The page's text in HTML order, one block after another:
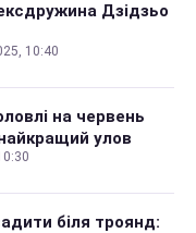
ексдружина Дзідзьо
10:40
на червень
улов
біля троянд: